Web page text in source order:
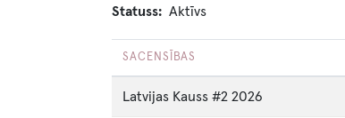
Statuss
Aktīvs
SACENSĪBAS
Latvijas Kauss #2 2026